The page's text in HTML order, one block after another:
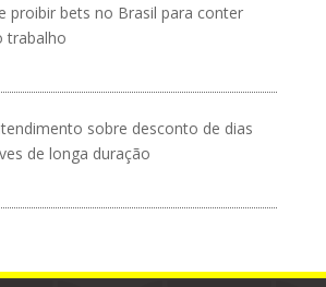
proibir bets no Brasil para conter
trabalho
sobre desconto de dias
de longa duração